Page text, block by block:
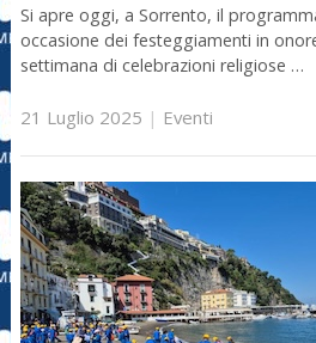
Si apre oggi, a Sorrento, il
occasione dei festeggiamenti in
settimana di celebrazioni religiose …
21 Luglio 2025 | Eventi